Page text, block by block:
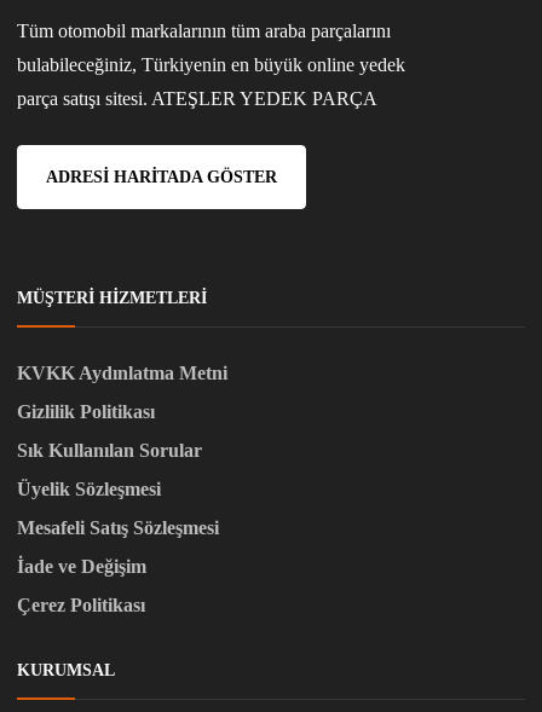
Tüm otomobil markalarının tüm araba parçalarını
bulabileceğiniz, Türkiyenin en büyük online yedek
parça satışı sitesi. ATEŞLER YEDEK PARÇA
ADRESI HARITADA GÖSTER
MÜŞTERI HIZMETLERI
KVKK Aydınlatma Metni
Gizlilik Politikası
Sık Kullanılan Sorular
Üyelik Sözleşmesi
Mesafeli Satış Sözleşmesi
İade ve Değişim
Çerez Politikası
KURUMSAL